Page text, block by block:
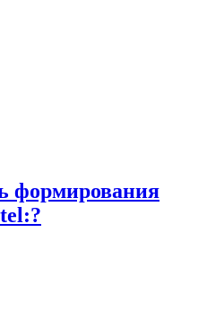
формирования